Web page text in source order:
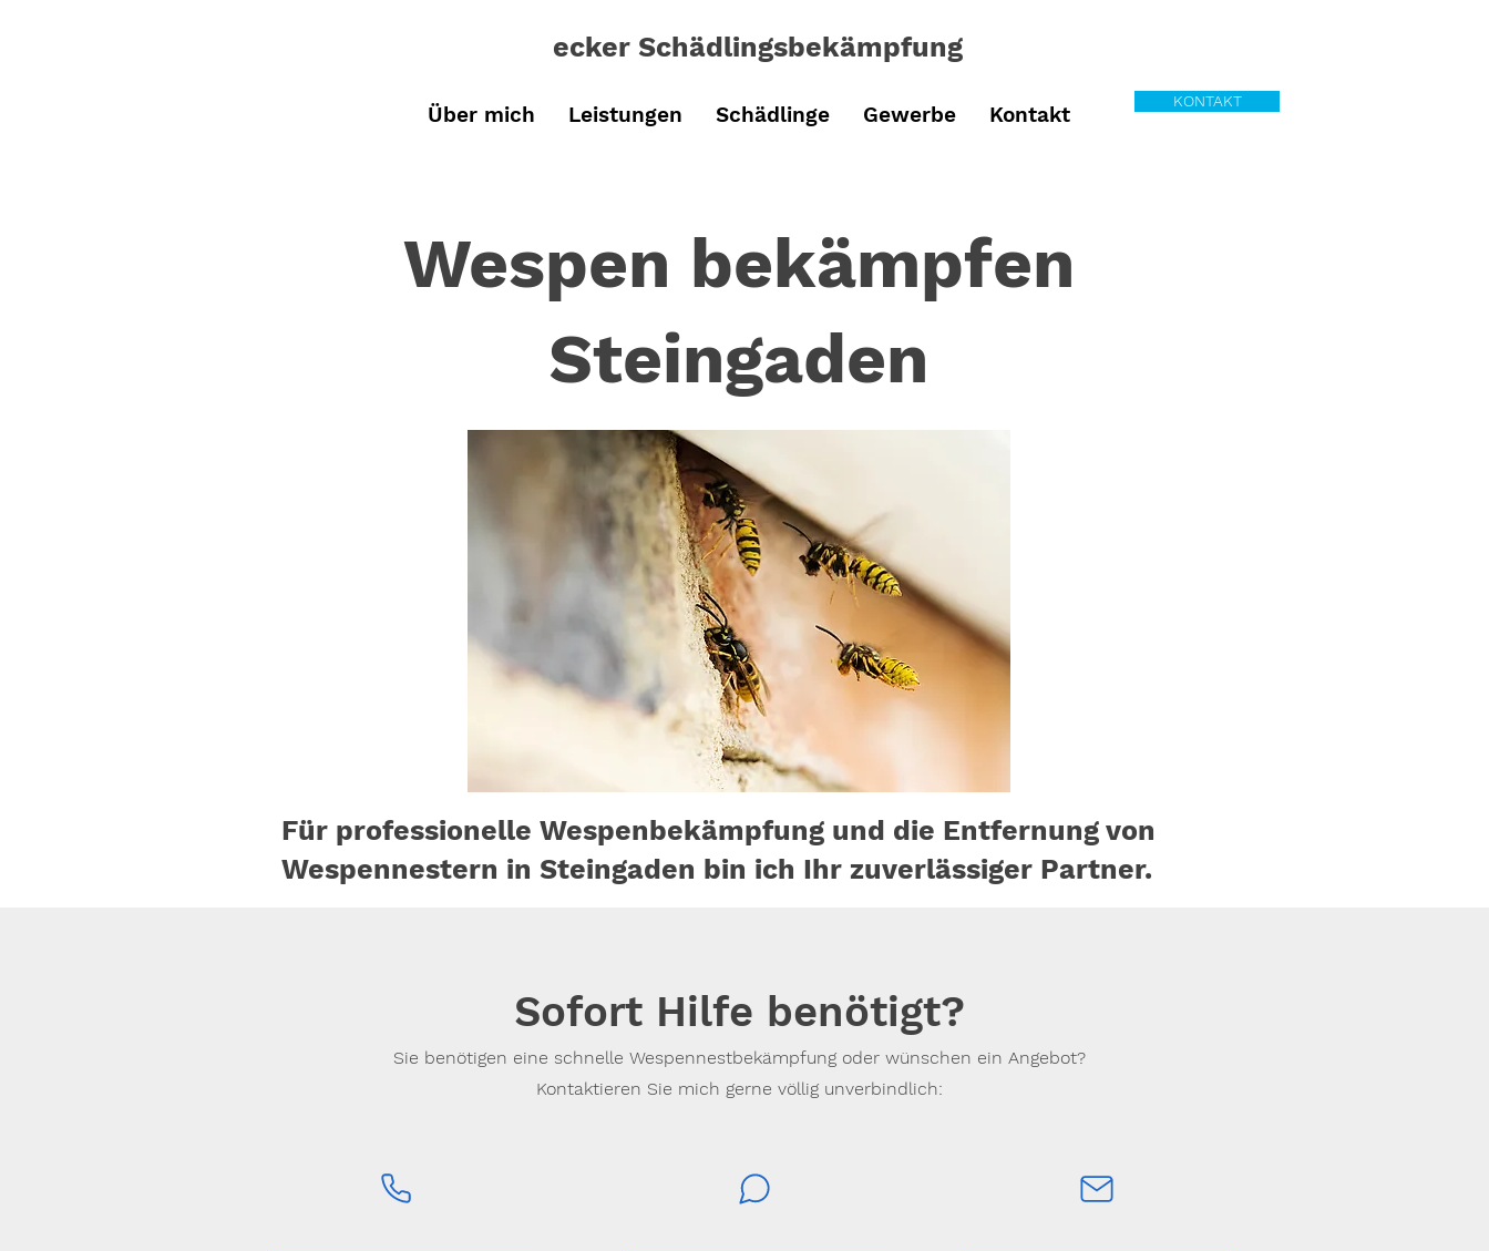
ecker Schädlingsbekämpfung
Über mich Leistungen Schädlinge Gewerbe Kontakt
KONTAKT
Wespen bekämpfen
Steingaden
Für professionelle Wespenbekämpfung und die Entfernung von
Wespennestern in Steingaden bin ich Ihr zuverlässiger Partner.
Sofort Hilfe benötigt?
Sie benötigen eine schnelle Wespennestbekämpfung oder wünschen ein Angebot?
Kontaktieren Sie mich gerne völlig unverbindlich: